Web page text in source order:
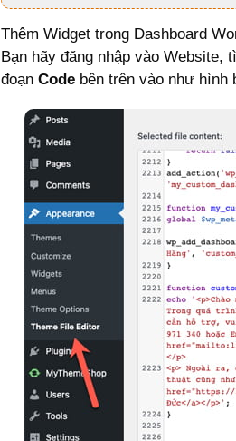
Thêm Widget trong Dashboard
Bạn hãy đăng nhập vào Website,
đoạnCode bên trên vào như hình